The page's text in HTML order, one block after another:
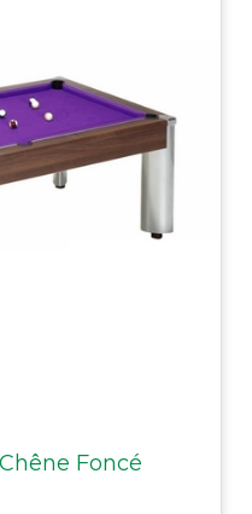
Foncé